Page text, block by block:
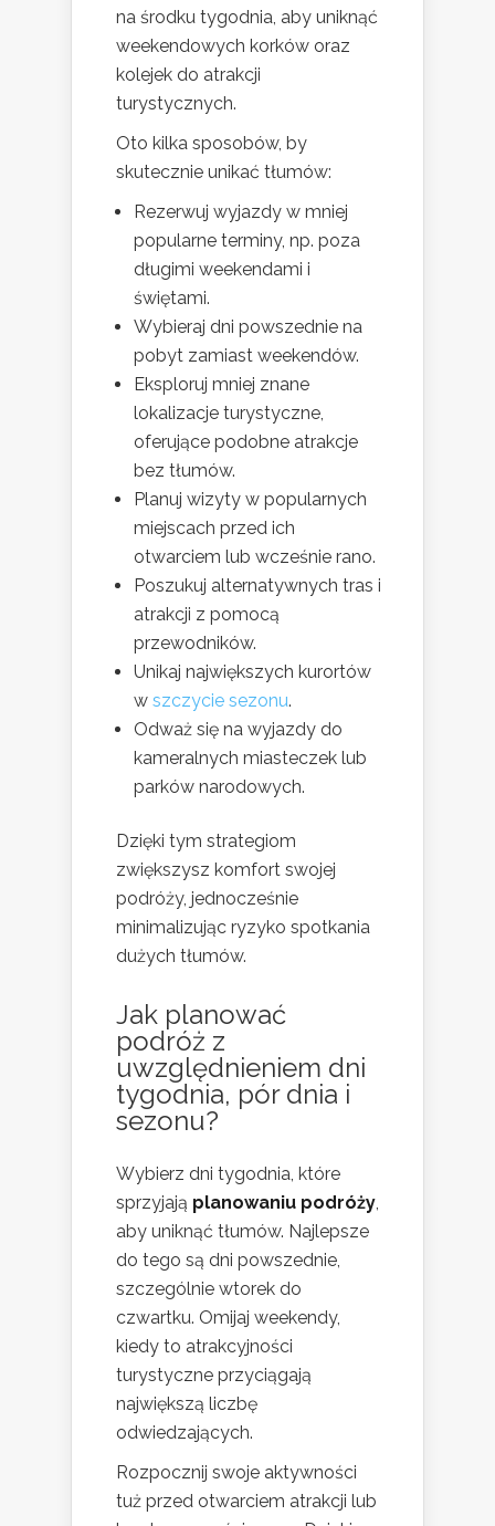
na środku tygodnia, aby uniknąć
weekendowych korków oraz
kolejek do atrakcji
turystycznych.
Oto kilka sposobów, by
skutecznie unikać tłumów:
Rezerwuj wyjazdy w mniej
popularne terminy, np. poza
długimi weekendami i
świętami.
Wybieraj dni powszednie na
pobyt zamiast weekendów.
Eksploruj mniej znane
lokalizacje turystyczne,
oferujące podobne atrakcje
bez tłumów.
Planuj wizyty w popularnych
miejscach przed ich
otwarciem lub wcześnie rano.
Poszukuj alternatywnych tras i
atrakcji z pomocą
przewodników.
Unikaj największych kurortów
w szczycie sezonu.
Odważ się na wyjazdy do
kameralnych miasteczek lub
parków narodowych.
Dzięki tym strategiom
zwiększysz komfort swojej
podróży, jednocześnie
minimalizując ryzyko spotkania
dużych tłumów.
Jak planować
podróż z
uwzględnieniem dni
tygodnia, pór dnia i
sezonu?
Wybierz dni tygodnia, które
sprzyjają planowaniu podróży
aby uniknąć tłumów. Najlepsze
do tego są dni powszednie,
szczególnie wtorek do
czwartku. Omijaj weekendy,
kiedy to atrakcyjności
turystyczne przyciągają
największą liczbę
odwiedzających.
Rozpocznij swoje aktywności
tuż przed otwarciem atrakcji lub